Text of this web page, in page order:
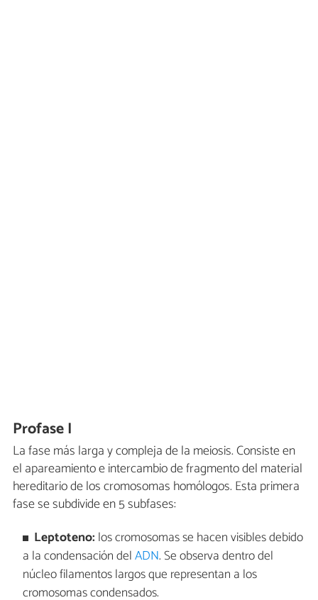
Profase I
La fase más larga y compleja de la meiosis. Consiste en
el apareamiento e intercambio de fragmento del material
hereditario de los cromosomas homólogos. Esta primera
fase se subdivide en 5 subfases:
Leptoteno: los cromosomas se hacen visibles debido
a la condensación delADN. Se observa dentro del
núcleo filamentos largos que representan a los
cromosomas condensados.